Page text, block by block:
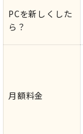
PCを新しくした
ら？
月額料金